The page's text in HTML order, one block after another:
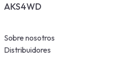
AKS4WD
Sobre nosotros
Distribuidores